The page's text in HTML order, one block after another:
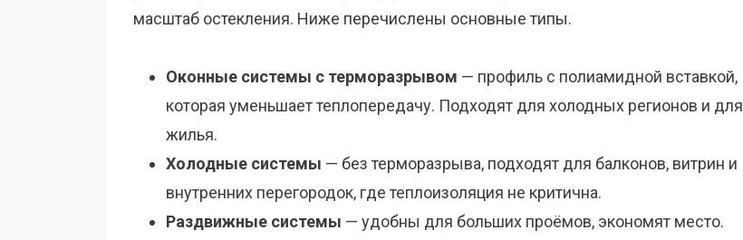
масштаб остекления. Ниже перечислены основные типы.
Оконные системы с терморазрывом — профиль с полиамидной вставкой,
которая уменьшает теплопередачу. Подходят для холодных регионов и для
жилья.
Холодные системы — без терморазрыва, подходят для балконов, витрин и
внутренних перегородок, где теплоизоляция не критична.
Раздвижные системы — удобны для больших проёмов, экономят место.